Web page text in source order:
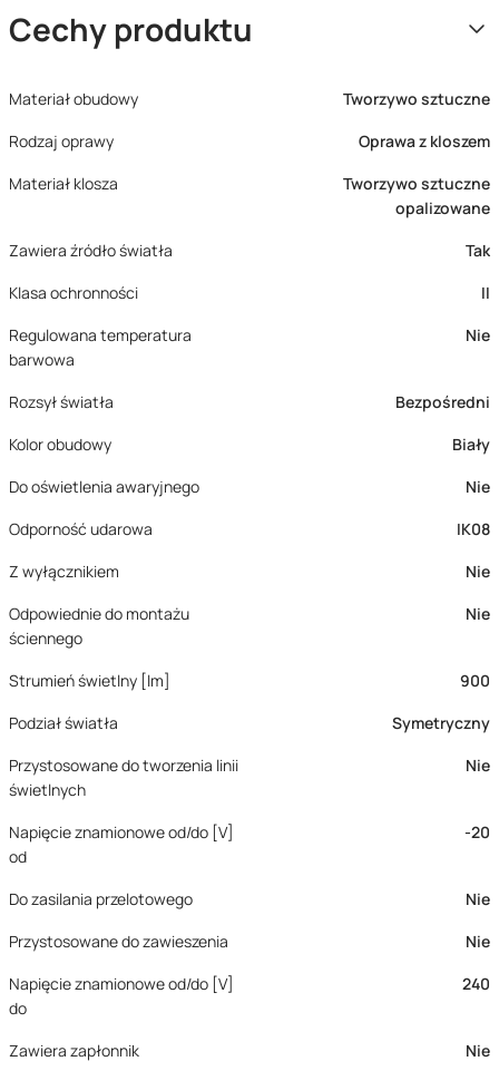
Cechy produktu
Materiał obudowy
Tworzywo sztuczne
Rodzaj oprawy
Oprawa z kloszem
Materiał klosza
Tworzywo sztuczne
opalizowane
Zawiera źródło światła
Tak
Klasa ochronności
II
Regulowana temperatura
barwowa
Nie
Rozsył światła
Bezpośredni
Kolor obudowy
Biały
Do oświetlenia awaryjnego
Nie
Odporność udarowa
IK08
Z wyłącznikiem
Nie
Odpowiednie do montażu
ściennego
Nie
Strumień świetlny [lm]
900
Podział światła
Symetryczny
Przystosowane do tworzenia linii
świetlnych
Nie
Napięcie znamionowe od/do [V]
od
-20
Do zasilania przelotowego
Nie
Przystosowane do zawieszenia
Nie
Napięcie znamionowe od/do [V]
do
240
Zawiera zapłonnik Nie